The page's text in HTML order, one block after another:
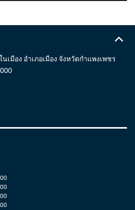
มือง อำเภอเมือง จังหวัดกำแพงเพชร